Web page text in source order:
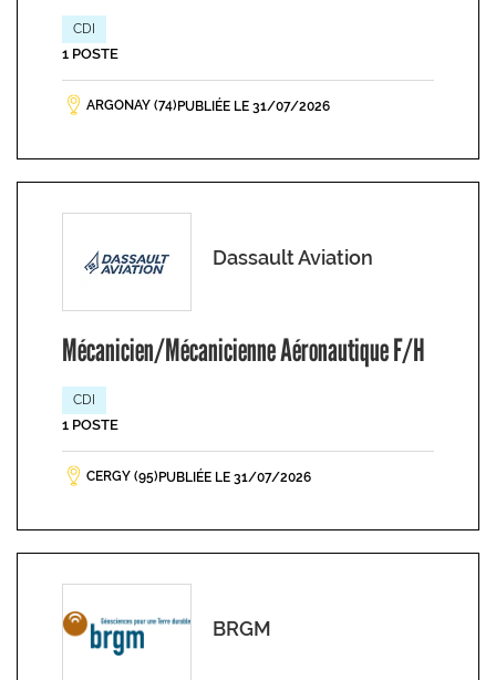
CDI
1 POSTE
ARGONAY (74) PUBLIÉE LE 31/07/2026
Dassault Aviation
Mécanicien/Mécanicienne Aéronautique F/H
CDI
1 POSTE
CERGY (95) PUBLIÉE LE 31/07/2026
BRGM